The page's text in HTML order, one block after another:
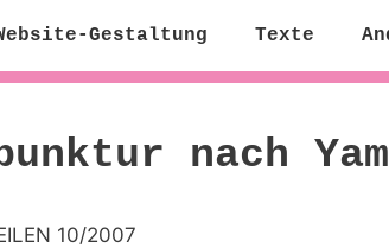
Gestaltung Texte
nach
10/2007